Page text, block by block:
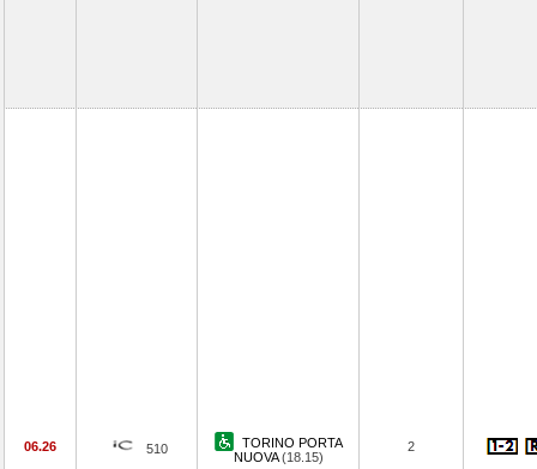
06.26 510
TORINO PORTA
NUOVA(18.15)
2